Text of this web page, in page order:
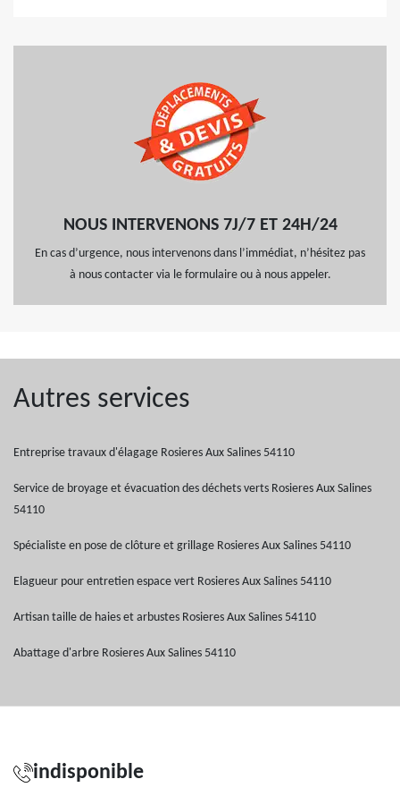
NOUS INTERVENONS 7J/7 ET 24H/24
En cas d’urgence, nous intervenons dans l’immédiat, n’hésitez pas
à nous contacter via le formulaire ou à nous appeler.
Autres services
Entreprise travaux d'élagage Rosieres Aux Salines 54110
Service de broyage et évacuation des déchets verts Rosieres Aux Salines
54110
Spécialiste en pose de clôture et grillage Rosieres Aux Salines 54110
Elagueur pour entretien espace vert Rosieres Aux Salines 54110
Artisan taille de haies et arbustes Rosieres Aux Salines 54110
Abattage d'arbre Rosieres Aux Salines 54110
indisponible